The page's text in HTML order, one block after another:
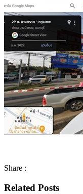
Share :
Related Posts